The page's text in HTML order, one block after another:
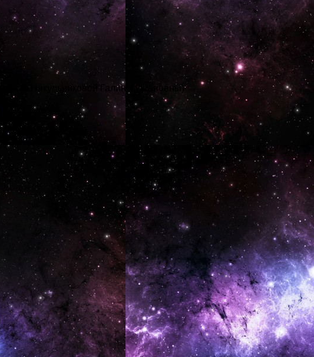
Никульниковой Галины Ивановны)